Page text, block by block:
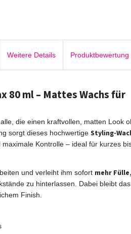
Weitere Details Produktbewertung
80 ml – Mattes Wachs für
die einen kraftvollen, matten Look
sorgt dieses hochwertige Styling-
Kontrolle – ideal für kurzes
und verleiht ihm sofort mehr Fülle,
zu hinterlassen. Dabei bleibt
Finish.